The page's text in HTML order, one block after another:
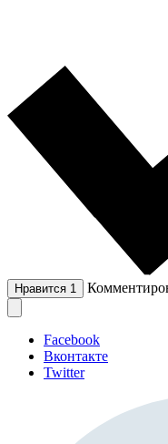
Нравится 1
Facebook
Вконтакте
Twitter